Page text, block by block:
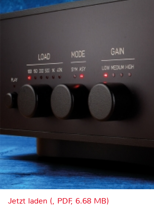
Jetzt laden (, PDF, 6.68 MB)